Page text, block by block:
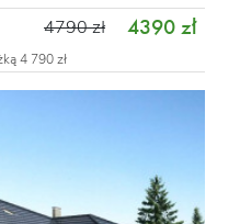
4390 zł
4790 zł
4 790 zł